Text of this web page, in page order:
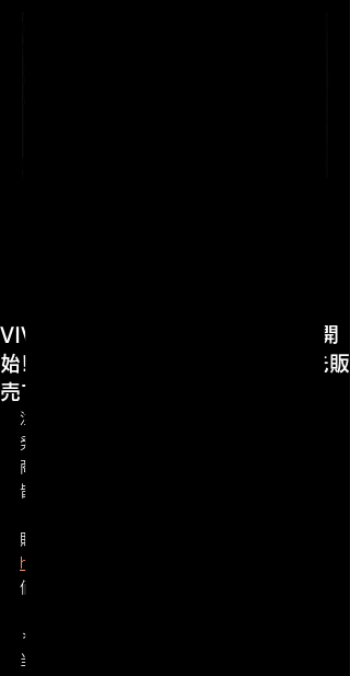
VIVA YOUNG! 特別Ｔシャツ販売開
始!!。今回は限定期間での受注優先販
売です。
注文は12/22（日）24：00まで。
発送は12/28  (土)の予定で、
商品は2025年1月7日頃迄に、
皆さんの所に到着、お渡しの予定です。
販売サイトURL
https://vivayoungk65.base.shop
価格•詳細•販売の詳細は↑
＊なお2025.1.11の、
当日会場での販売はかなり少量の為、是非と